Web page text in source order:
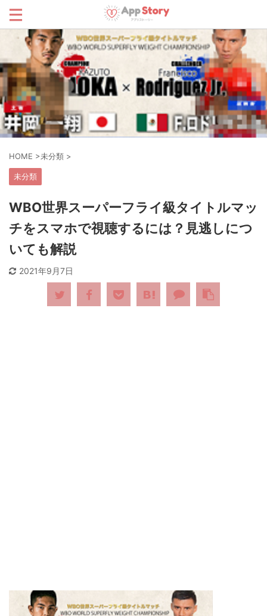
HOME >未分類 >
未分類
WBO世界スーパーフライ級タイトルマッ
チをスマホで視聴するには？見逃しにつ
いても解説
2021年9月7日